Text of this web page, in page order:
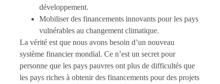
développement.
Mobiliser des financements innovants pour les pays
vulnérables au changement climatique.
La vérité est que nous avons besoin d’un nouveau
système financier mondial. Ce n’est un secret pour
personne que les pays pauvres ont plus de difficultés que
les pays riches à obtenir des financements pour des projets